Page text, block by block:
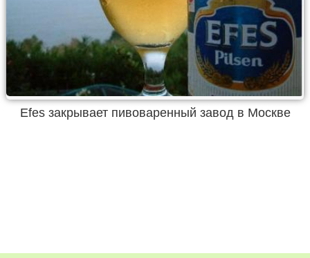
Efes закрывает пивоваренный завод в Москве